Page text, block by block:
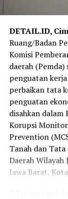
daerah dalam
“Kami
bersama Bulog
dan
Fawait.
DETAIL.ID,
Ruang/Badan
Komisi
daerah
penguatan
perbaikan tata
penguatan
disahkan dalam
Korupsi
Prevention
Tanah dan
Daerah Wilayah
Jawa Barat,